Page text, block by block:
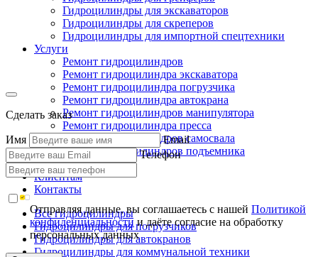
Гидроцилиндры для экскаваторов
Гидроцилиндры для скреперов
Гидроцилиндры для импортной спецтехники
Услуги
Ремонт гидроцилиндров
Ремонт гидроцилиндра экскаватора
Ремонт гидроцилиндра погрузчика
Ремонт гидроцилиндра автокрана
Ремонт гидроцилиндров манипулятора
Ремонт гидроцилиндра пресса
Ремонт гидроцилиндров самосвала
Ремонт гидроцилиндров подъемника
Производство
Клиентам
Контакты
Все гидроцилиндры
Гидроцилиндры для погрузчиков
Гидроцилиндры для автокранов
Гидроцилиндры для коммунальной техники
Сделать заказ
Имя
Email
Телефон
Отправляя данные, вы соглашаетесь с нашейПолитикой
конфиденциальностии даёте согласие на обработку
персональных данных